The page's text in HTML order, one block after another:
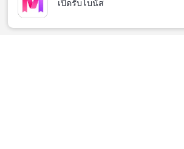
เปิดรับโบนัส